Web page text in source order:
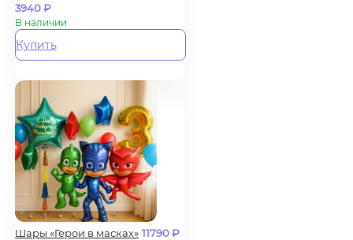
3940₽
В наличии
Купить
Шары «Герои в масках» 11790₽